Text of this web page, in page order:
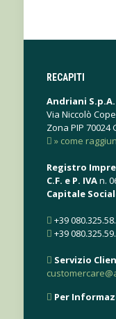
RECAPITI
Andriani S.p.A.
Via Niccolò
Zona PIP 70024
» come
Registro
C.F. e P. IVAn.
Capitale
+39
+39
Servizio
Per